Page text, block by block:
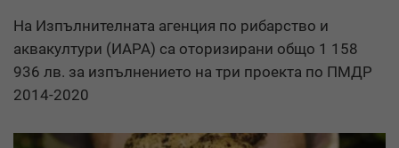
На Изпълнителната агенция по рибарство и
аквакултури (ИАРА) са оторизирани общо 1 158
936 лв. за изпълнението на три проекта по ПМДР
2014-2020